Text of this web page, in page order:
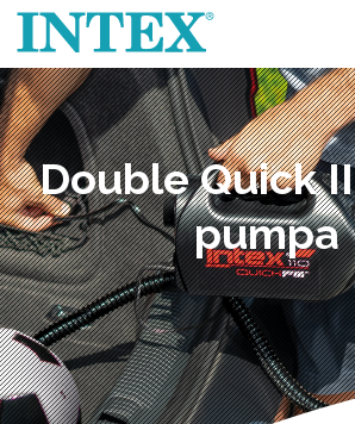
Double Quick
pumpa